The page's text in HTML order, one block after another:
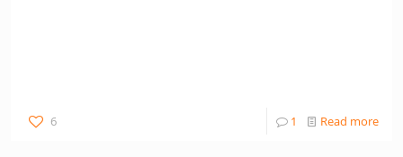
6 1 Read more